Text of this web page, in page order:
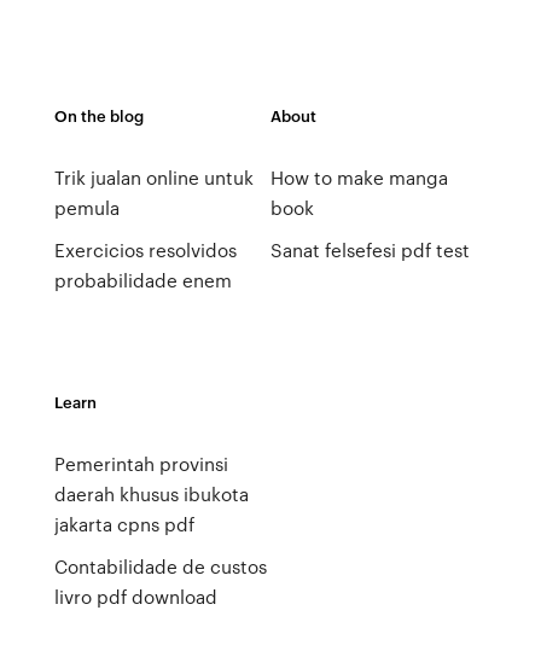
On the blog
Trik jualan online untuk
pemula
Exercicios resolvidos
probabilidade enem
About
How to make manga
book
Sanat felsefesi pdf test
Learn
Pemerintah provinsi
daerah khusus ibukota
jakarta cpns pdf
Contabilidade de custos
livro pdf download